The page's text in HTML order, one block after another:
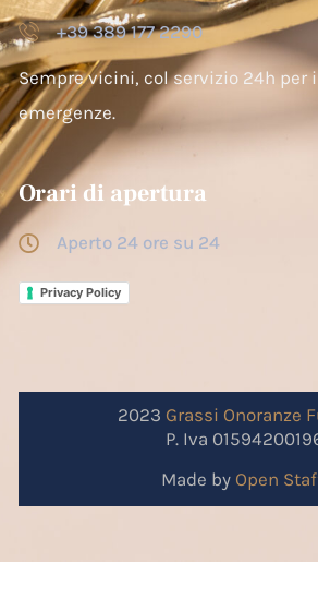
+39 389 177 2290
Sempre vicini, col servizio 24h per
emergenze.
Orari di apertura
Aperto 24 ore su 24
Privacy Policy
2023 Grassi Onoranze
P. Iva
Made by Open